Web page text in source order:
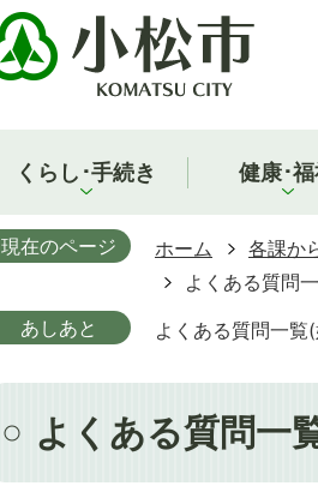
くらし･手続き 健康･
現在のページ ホーム
各課か
よくある質問
あしあと
よくある質問一覧
よくある質問一